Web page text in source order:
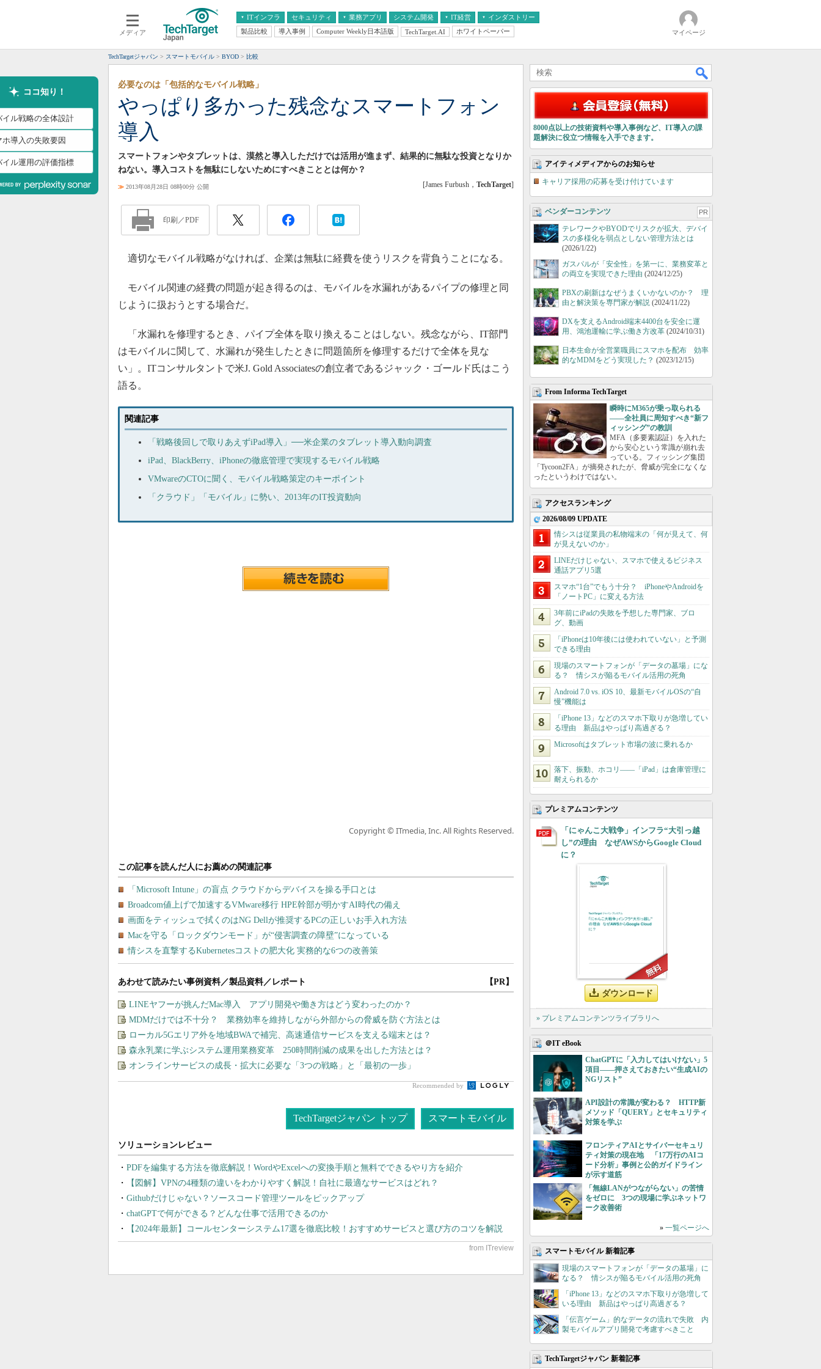
メディア
ITインフラ
クラウド
スマートモバイル
ネットワーク
システム運用管理
セキュリティ 業務アプリ
エンタープライズAI
ERP
CX
情報系システム
システム開発 IT経営
経営とIT
インダストリー
医療IT
製品比較 導入事例 Computer Weekly日本語版 TechTarget.AI ホワイトペーパー マイページ
TechTargetジャパン スマートモバイル BYOD 比較
ココ知り！
イル戦略の全体設計
ホ導入の失敗要因
イル運用の評価指標
やっぱり多かった残念なスマートフォン
導入
必要なのは「包括的なモバイル戦略」
スマートフォンやタブレットは、漠然と導入しただけでは活用が進まず、結果的に無駄な投資となりか
ねない。導入コストを無駄にしないためにすべきこととは何か？
≫ 2013年08月28日 08時00分 公開 [James Furbush， TechTarget]
印刷／PDF
適切なモバイル戦略がなければ、企業は無駄に経費を使うリスクを背負うことになる。
モバイル関連の経費の問題が起き得るのは、モバイルを水漏れがあるパイプの修理と同
じように扱おうとする場合だ。
「水漏れを修理するとき、パイプ全体を取り換えることはしない。残念ながら、IT部門
はモバイルに関して、水漏れが発生したときに問題箇所を修理するだけで全体を見な
い」。ITコンサルタントで米J. Gold Associatesの創立者であるジャック・ゴールド氏はこう
語る。
関連記事
「戦略後回しで取りあえずiPad導入」──米企業のタブレット導入動向調査
iPad、BlackBerry、iPhoneの徹底管理で実現するモバイル戦略
VMwareのCTOに聞く、モバイル戦略策定のキーポイント
「クラウド」「モバイル」に勢い、2013年のIT投資動向
Copyright © ITmedia, Inc. All Rights Reserved.
あわせて読みたい事例資料／製品資料／レポート 【PR】
LINEヤフーが挑んだMac導入 アプリ開発や働き方はどう変わったのか？
MDMだけでは不十分？ 業務効率を維持しながら外部からの脅威を防ぐ方法とは
ローカル5Gエリア外を地域BWAで補完、高速通信サービスを支える端末とは？
森永乳業に学ぶシステム運用業務変革 250時間削減の成果を出した方法とは？
オンラインサービスの成長・拡大に必要な「3つの戦略」と「最初の一歩」
Recommended by
TechTargetジャパン トップ スマートモバイル
PDFを編集する方法を徹底解説！WordやExcelへの変換手順と無料でできるやり方を紹介
【図解】VPNの4種類の違いをわかりやすく解説！自社に最適なサービスはどれ？
Githubだけじゃない？ソースコード管理ツールをピックアップ
chatGPTで何ができる？どんな仕事で活用できるのか
【2024年最新】コールセンターシステム17選を徹底比較！おすすめサービスと選び方のコツを解説
8000点以上の技術資料や導入事例など、IT導入の課
題解決に役立つ情報を入手できます。
アイティメディアからのお知らせ
キャリア採用の応募を受け付けています
ベンダーコンテンツ PR
テレワークやBYODでリスクが拡大、デバイ
スの多様化を弱点としない管理方法とは
(2026/1/22)
ガスパルが「安全性」を第一に、業務変革と
の両立を実現できた理由 (2024/12/25)
PBXの刷新はなぜうまくいかないのか？ 理
由と解決策を専門家が解説 (2024/11/22)
DXを支えるAndroid端末4400台を安全に運
用、鴻池運輸に学ぶ働き方改革 (2024/10/31)
日本生命が全営業職員にスマホを配布 効率
的なMDMをどう実現した？ (2023/12/15)
From Informa TechTarget
瞬時にM365が乗っ取られる
――全社員に周知すべき“新フ
ィッシング”の教訓
MFA（多要素認証）を入れた
から安心という常識が崩れ去
っている。フィッシング集団
「Tycoon2FA」が摘発されたが、脅威が完全になくな
ったというわけではない。
アクセスランキング
2026/08/09 UPDATE
情シスは従業員の私物端末の「何が見えて、何
が見えないのか」
LINEだけじゃない、スマホで使えるビジネス
通話アプリ5選
スマホ“1台”でもう十分？ iPhoneやAndroidを
「ノートPC」に変える方法
3年前にiPadの失敗を予想した専門家、ブロ
グ、動画
「iPhoneは10年後には使われていない」と予測
できる理由
現場のスマートフォンが「データの墓場」にな
る？ 情シスが陥るモバイル活用の死角
Android 7.0 vs. iOS 10、最新モバイルOSの“自
慢”機能は
「iPhone 13」などのスマホ下取りが急増してい
る理由 新品はやっぱり高過ぎる？
Microsoftはタブレット市場の波に乗れるか
落下、振動、ホコリ――「iPad」は倉庫管理に
耐えられるか
プレミアムコンテンツ
「にゃんこ大戦争」インフラ“大引っ越
し”の理由 なぜAWSからGoogle Cloud
に？
ダウンロード
» プレミアムコンテンツライブラリへ
＠IT eBook
ChatGPTに「入力してはいけない」5
項目――押さえておきたい“生成AIの
NGリスト”
API設計の常識が変わる？ HTTP新
メソッド「QUERY」とセキュリティ
対策を学ぶ
フロンティアAIとサイバーセキュリ
ティ対策の現在地 「17万行のAIコ
ード分析」事例と公的ガイドライン
が示す道筋
「無線LANがつながらない」の苦情
をゼロに 3つの現場に学ぶネットワ
ーク改善術
» 一覧ページへ
スマートモバイル 新着記事
現場のスマートフォンが「データの墓場」に
なる？ 情シスが陥るモバイル活用の死角
「iPhone 13」などのスマホ下取りが急増して
いる理由 新品はやっぱり高過ぎる？
「伝言ゲーム」的なデータの流れで失敗 内
製モバイルアプリ開発で考慮すべきこと
TechTargetジャパン 新着記事